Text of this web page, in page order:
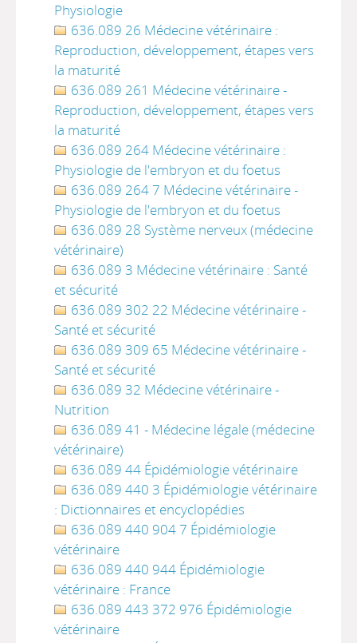
Physiologie
636.089 26 Médecine vétérinaire :
Reproduction, développement, étapes vers
la maturité
636.089 261 Médecine vétérinaire -
Reproduction, développement, étapes vers
la maturité
636.089 264 Médecine vétérinaire :
Physiologie de l'embryon et du foetus
636.089 264 7 Médecine vétérinaire -
Physiologie de l'embryon et du foetus
636.089 28 Système nerveux (médecine
vétérinaire)
636.089 3 Médecine vétérinaire : Santé
et sécurité
636.089 302 22 Médecine vétérinaire -
Santé et sécurité
636.089 309 65 Médecine vétérinaire -
Santé et sécurité
636.089 32 Médecine vétérinaire -
Nutrition
636.089 41 - Médecine légale (médecine
vétérinaire)
636.089 44 Épidémiologie vétérinaire
636.089 440 3 Épidémiologie vétérinaire
: Dictionnaires et encyclopédies
636.089 440 904 7 Épidémiologie
vétérinaire
636.089 440 944 Épidémiologie
vétérinaire : France
636.089 443 372 976 Épidémiologie
vétérinaire